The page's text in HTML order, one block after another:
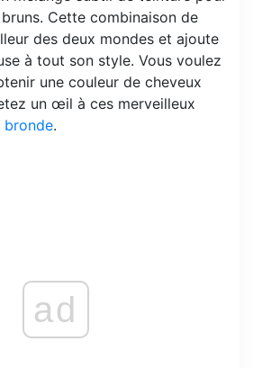
Cette combinaison de
des deux mondes et ajoute
à tout son style. Vous voulez
une couleur de cheveux
un œil à ces merveilleux
bronde.
ad